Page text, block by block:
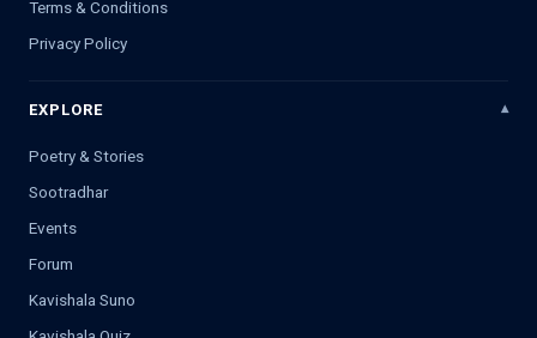
Terms & Conditions
Privacy Policy
EXPLORE
Poetry & Stories
Sootradhar
Events
Forum
Kavishala Suno